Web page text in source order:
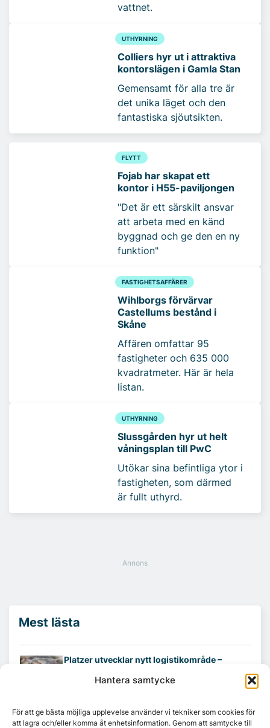
Hantera samtycke
För att ge bästa möjliga upplevelse använder vi tekniker som cookies för
att lagra och/eller komma åt enhetsinformation. Genom att samtycke till
vattnet.
UTHYRNING
Colliers hyr ut i attraktiva
kontorslägen i Gamla Stan
Gemensamt för alla tre är
det unika läget och den
fantastiska sjöutsikten.
FLYTT
Fojab har skapat ett
kontor i H55-paviljongen
"Det är ett särskilt ansvar
att arbeta med en känd
byggnad och ge den en ny
funktion"
FASTIGHETSAFFÄRER
Wihlborgs förvärvar
Castellums bestånd i
Skåne
Affären omfattar 95
fastigheter och 635 000
kvadratmeter. Här är hela
listan.
UTHYRNING
Slussgården hyr ut helt
våningsplan till PwC
Utökar sina befintliga ytor i
fastigheten, som därmed
är fullt uthyrd.
Mest lästa
Platzer utvecklar nytt logistikområde –
Ny hyresgäst till projektet HK Gamlestaden